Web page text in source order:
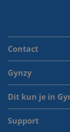
Contact
Gynzy
Dit kun je in
Support